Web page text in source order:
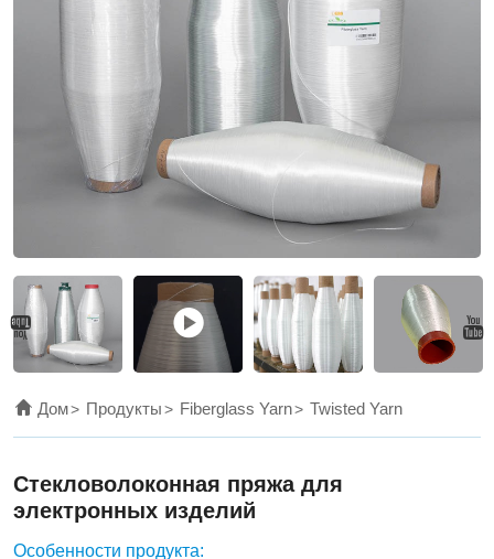
insulating
series
products,
an
indispensable
and
high-
structural
material
Дом Продукты Fiberglass Yarn Twisted Yarn
Стекловолоконная пряжа для
электронных изделий
Особенности продукта: